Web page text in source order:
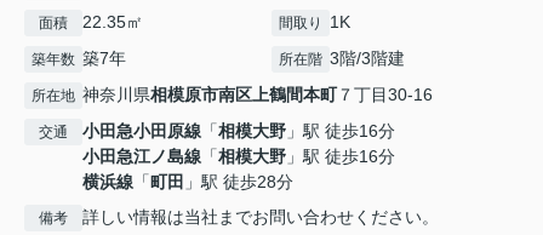
面積 22.35㎡ 間取り 1K
築年数 築7年 所在階 3階/3階建
所在地 神奈川県相模原市南区上鶴間本町７丁目30-16
交通 小田急小田原線 「相模大野 」駅 徒歩16分
小田急江ノ島線 「相模大野 」駅 徒歩16分
横浜線 「町田 」駅 徒歩28分
備考 詳しい情報は当社までお問い合わせください。